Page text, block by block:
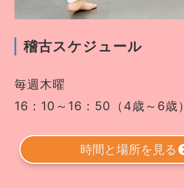
稽古スケジュール
毎週木曜
16：10～16：50（4歳～6歳）
時間と場所を見る